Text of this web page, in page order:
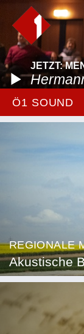
JETZT:
Ö1 SOUND
REGIONALE
Akustische